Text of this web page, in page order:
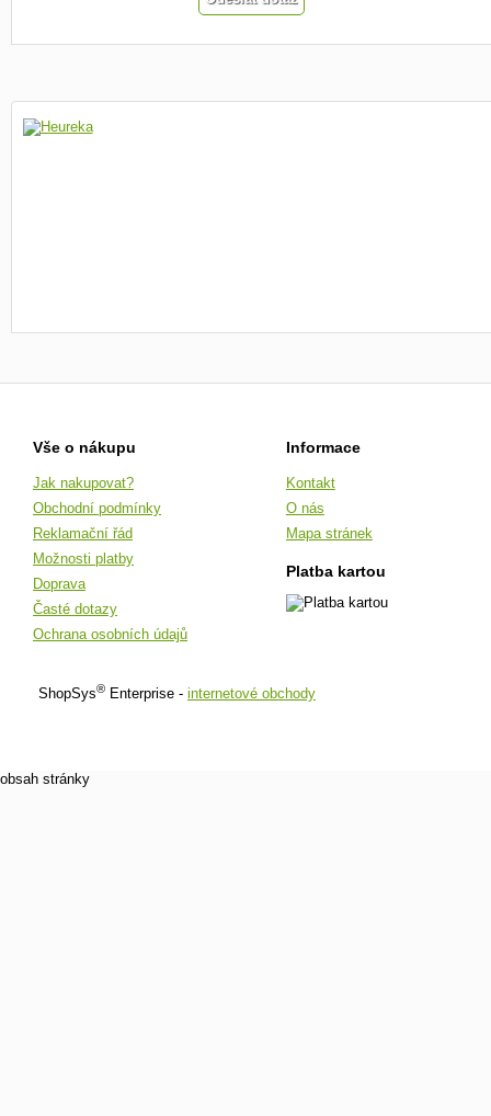
Vše o nákupu
Jak nakupovat?
Obchodní podmínky
Reklamační řád
Možnosti platby
Doprava
Časté dotazy
Ochrana osobních údajů
Informace
Kontakt
O nás
Mapa stránek
Platba kartou
ShopSys® Enterprise - internetové obchody
obsah stránky